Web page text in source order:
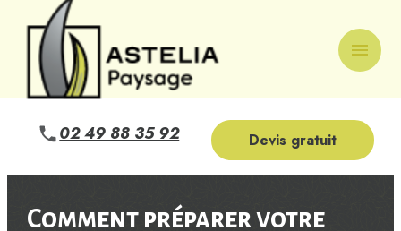
menu
02 49 88 35 92 Devis gratuit
Comment préparer votre
Panneau de gestion des cookies